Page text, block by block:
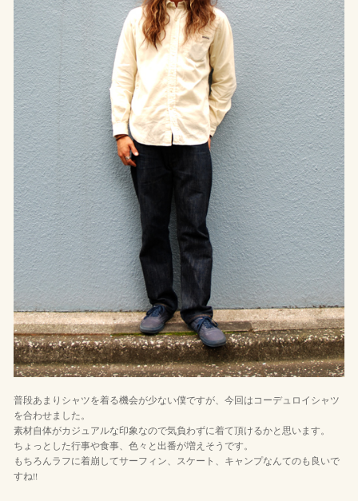
普段あまりシャツを着る機会が少ない僕ですが、今回はコーデュロイシャツ
を合わせました。
素材自体がカジュアルな印象なので気負わずに着て頂けるかと思います。
ちょっとした行事や食事、色々と出番が増えそうです。
もちろんラフに着崩してサーフィン、スケート、キャンプなんてのも良いで
すね!!